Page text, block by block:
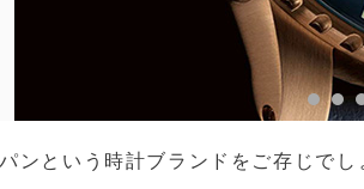
ンという時計ブランドをご存じでし